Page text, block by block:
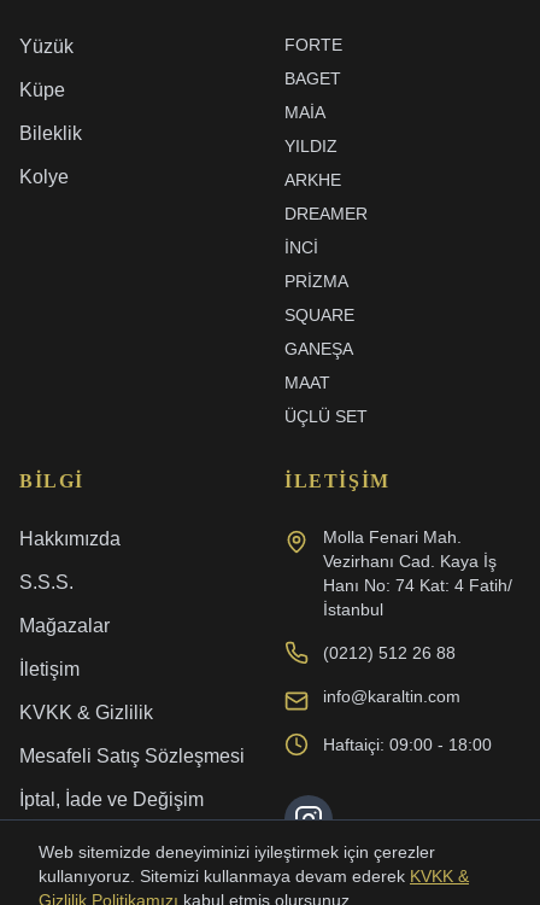
Yüzük
Küpe
Bileklik
Kolye
FORTE
BAGET
MAIA
YILDIZ
ARKHE
DREAMER
İNCI
PRIZMA
SQUARE
GANEŞA
MAAT
ÜÇLÜ SET
BILGI
Hakkımızda
S.S.S.
Mağazalar
İletişim
KVKK & Gizlilik
Mesafeli Satış Sözleşmesi
İptal, İade ve Değişim
Kargo ve Teslimat
İLETIŞIM
Molla Fenari Mah.
Vezirhanı Cad. Kaya İş
Hanı No: 74 Kat: 4 Fatih/
İstanbul
(0212) 512 26 88
info@karaltin.com
Haftaiçi: 09:00 - 18:00
Web sitemizde deneyiminizi iyileştirmek için çerezler
kullanıyoruz. Sitemizi kullanmaya devam ederek KVKK &
Gizlilik Politikamızı kabul etmiş olursunuz.